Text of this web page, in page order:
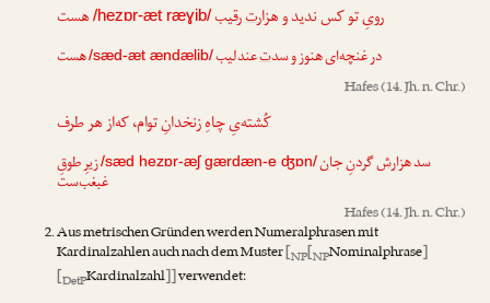
رویِ تو کس ندید و هزارترقیب/hezɒr-æt ræɣib/هست
در غنچه‌ای هنوز و سدتعندلیب/sæd-æt ændælib/هست
Hafes(14. Jh. n. Chr.)
کُشته‌یِ چاهِ زنخدانِ توام، که‌از هر طرف
سد هزارشگردنِ جان/sæd hezɒr-æʃ gærdæn-e ʤɒn/زیرِ طوقِ
غبغب‌ست
Hafes(14. Jh. n. Chr.)
Aus metrischen Gründen werden Numeralphrasen mit
Kardinalzahlen auch nach dem Muster[NP[NPNominalphrase]
[DetPKardinalzahl]]verwendet: